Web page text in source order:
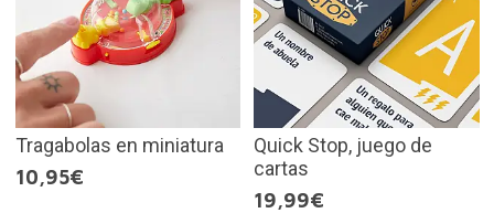
Tragabolas en miniatura
10,95€
Quick Stop, juego de
cartas
19,99€